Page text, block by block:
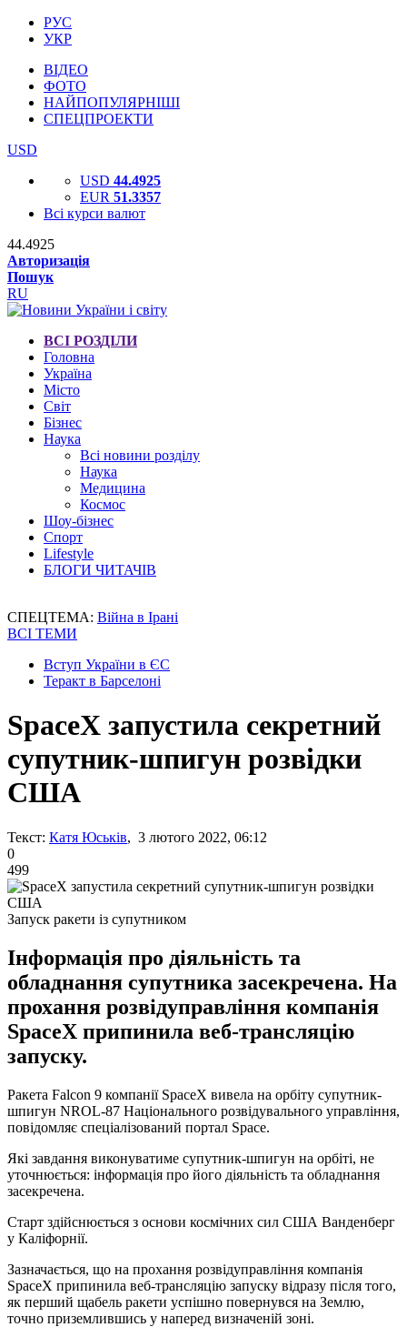
РУС
УКР
ВІДЕО
ФОТО
НАЙПОПУЛЯРНІШІ
СПЕЦПРОЕКТИ
USD
USD 44.4925
EUR 51.3357
Всі курси валют
44.4925
Авторизація
Пошук
RU
ВСІ РОЗДІЛИ
Головна
Україна
Місто
Світ
Бізнес
Наука
Всі новини розділу
Наука
Медицина
Космос
Шоу-бізнес
Спорт
Lifestyle
БЛОГИ ЧИТАЧІВ
СПЕЦТЕМА: Війна в Ірані
ВСІ ТЕМИ
Вступ України в ЄС
Теракт в Барселоні
SpaceX запустила секретний
супутник-шпигун розвідки
США
Текст: Катя Юськів, 3 лютого 2022, 06:12
0
499
Запуск ракети із супутником
Інформація про діяльність та
обладнання супутника засекречена. На
прохання розвідуправління компанія
SpaceX припинила веб-трансляцію
запуску.
Ракета Falcon 9 компанії SpaceX вивела на орбіту супутник-
шпигун NROL-87 Національного розвідувального управління,
повідомляє спеціалізований портал Space.
Які завдання виконуватиме супутник-шпигун на орбіті, не
уточнюється: інформація про його діяльність та обладнання
засекречена.
Старт здійснюється з основи космічних сил США Ванденберг
у Каліфорнії.
Зазначається, що на прохання розвідуправління компанія
SpaceX припинила веб-трансляцію запуску відразу після того,
як перший щабель ракети успішно повернувся на Землю,
точно приземлившись у наперед визначеній зоні.